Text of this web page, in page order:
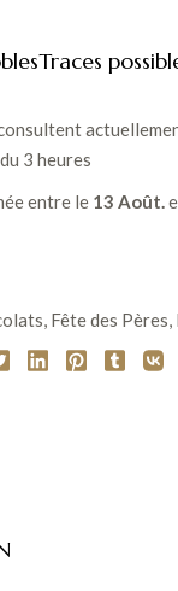
Traces
3 heures
entre le 13 Août.
, Fête des Pères,